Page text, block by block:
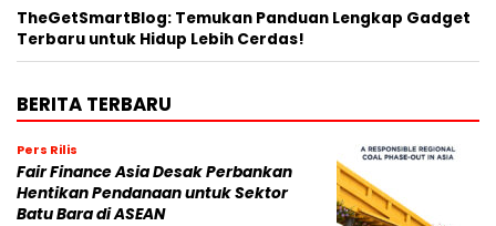
TheGetSmartBlog: Temukan Panduan Lengkap Gadget
Terbaru untuk Hidup Lebih Cerdas!
BERITA TERBARU
Pers Rilis
Fair Finance Asia Desak Perbankan
Hentikan Pendanaan untuk Sektor
Batu Bara di ASEAN